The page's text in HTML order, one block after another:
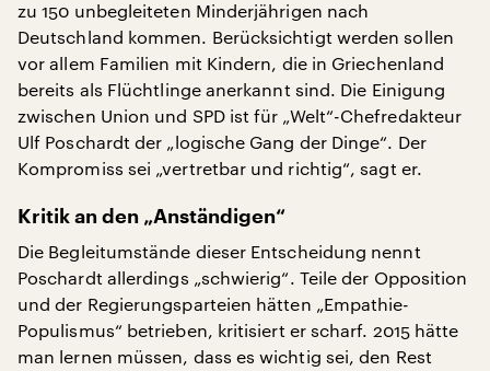
zu 150 unbegleiteten Minderjährigen nach
Deutschland kommen. Berücksichtigt werden sollen
vor allem Familien mit Kindern, die in Griechenland
bereits als Flüchtlinge anerkannt sind. Die Einigung
zwischen Union und SPD ist für „Welt“-Chefredakteur
Ulf Poschardt der „logische Gang der Dinge“. Der
Kompromiss sei „vertretbar und richtig“, sagt er.
Kritik an den „Anständigen“
Die Begleitumstände dieser Entscheidung nennt
Poschardt allerdings „schwierig“. Teile der Opposition
und der Regierungsparteien hätten „Empathie-
Populismus“ betrieben, kritisiert er scharf. 2015 hätte
man lernen müssen, dass es wichtig sei, den Rest